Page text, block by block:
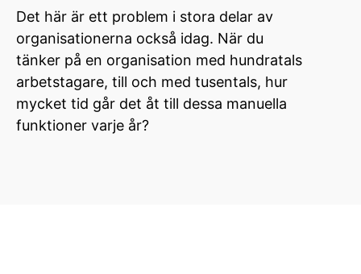
Det här är ett problem i stora delar av
organisationerna också idag. När du
tänker på en organisation med hundratals
arbetstagare, till och med tusentals, hur
mycket tid går det åt till dessa manuella
funktioner varje år?